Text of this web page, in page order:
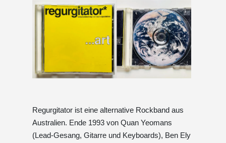
Regurgitator ist eine alternative Rockband aus
Australien. Ende 1993 von Quan Yeomans
(Lead-Gesang, Gitarre und Keyboards), Ben Ely